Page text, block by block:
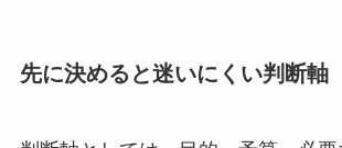
先に決めると迷いにくい判断軸